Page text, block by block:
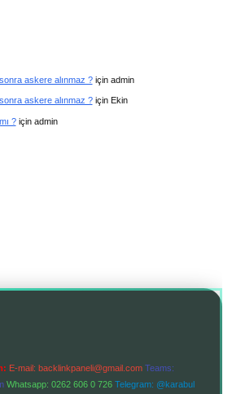
askere alınmaz ?için admin
askere alınmaz ?için Ekin
?için admin
E-mail: backlinkpaneli@gmail.com Teams:
Whatsapp: 0262 606 0 726 Telegram: @karabul